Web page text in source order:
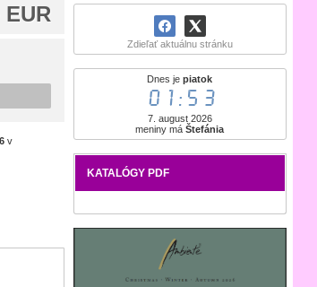
Zdieľať aktuálnu stránku
Dnes jepiatok
01:53
7. august 2026
meniny máŠtefánia
KATALÓGY PDF
EUR
v